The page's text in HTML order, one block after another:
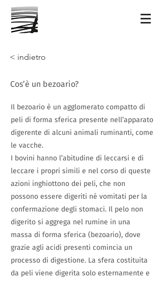
< indietro
Cos’è un bezoario?
Il bezoario è un agglomerato compatto di
peli di forma sferica presente nell’apparato
digerente di alcuni animali ruminanti, come
le vacche.
I bovini hanno l’abitudine di leccarsi e di
leccare i propri simili e nel corso di queste
azioni inghiottono dei peli, che non
possono essere digeriti né vomitati per la
confermazione degli stomaci. Il pelo non
digerito si aggrega nel rumine in una
massa di forma sferica (bezoario), dove
grazie agli acidi presenti comincia un
processo di digestione. La sfera costituita
da peli viene digerita solo esternamente e